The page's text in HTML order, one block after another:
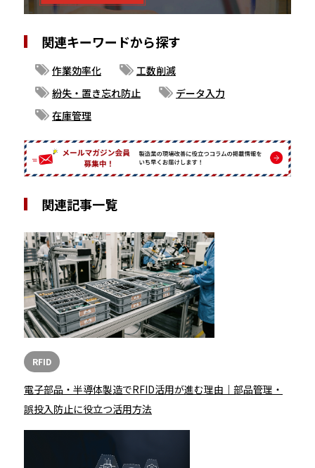
関連キーワードから探す
作業効率化
工数削減
紛失・置き忘れ防止
データ入力
在庫管理
関連記事一覧
RFID
電子部品・半導体製造でRFID活用が進む理由｜部品管理・
誤投入防止に役立つ活用方法